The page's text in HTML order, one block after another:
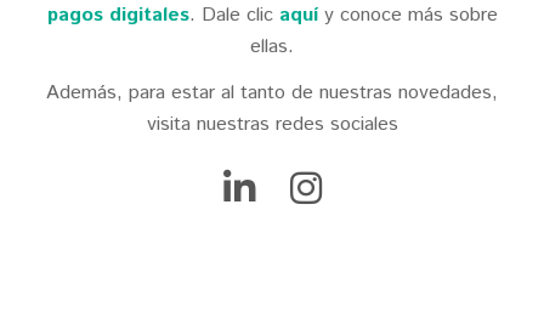
pagos digitales. Dale clic aquíy conoce más sobre
ellas.
Además, para estar al tanto de nuestras novedades,
visita nuestras redes sociales